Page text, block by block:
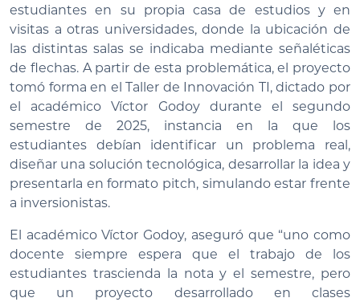
estudiantes en su propia casa de estudios y en
visitas a otras universidades, donde la ubicación de
las distintas salas se indicaba mediante señaléticas
de flechas. A partir de esta problemática, el proyecto
tomó forma en el Taller de Innovación TI, dictado por
el académico Víctor Godoy durante el segundo
semestre de 2025, instancia en la que los
estudiantes debían identificar un problema real,
diseñar una solución tecnológica, desarrollar la idea y
presentarla en formato pitch, simulando estar frente
a inversionistas.
El académico Víctor Godoy, aseguró que “uno como
docente siempre espera que el trabajo de los
estudiantes trascienda la nota y el semestre, pero
que un proyecto desarrollado en clases